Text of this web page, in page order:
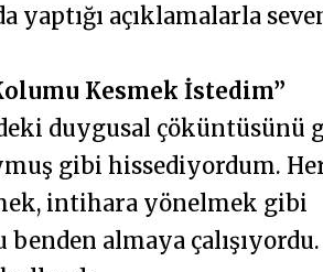
yaptığı açıklamalarla
Kesmek İstedim”
duygusal çöküntüsünü
gibi hissediyordum.
intihara yönelmek gibi
almaya